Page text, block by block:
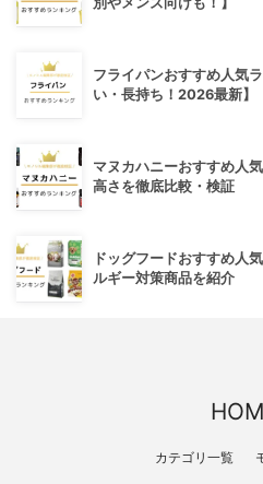
フライパンおすすめ人気
い・長持ち！2026最新】
マヌカハニーおすすめ人
高さを徹底比較・検証
ドッグフードおすすめ人
ルギー対策商品を紹介
カテゴリ一覧